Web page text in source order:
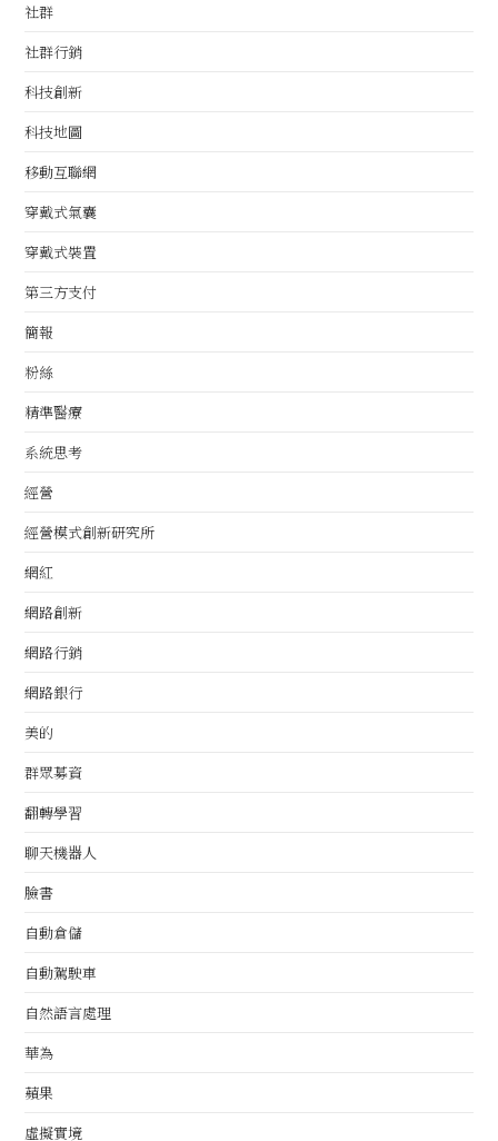
社群
社群行銷
科技創新
科技地圖
移動互聯網
穿戴式氣囊
穿戴式裝置
第三方支付
簡報
粉絲
精準醫療
系統思考
經營
經營模式創新研究所
網紅
網路創新
網路行銷
網路銀行
美的
群眾募資
翻轉學習
聊天機器人
臉書
自動倉儲
自動駕駛車
自然語言處理
華為
蘋果
虛擬實境